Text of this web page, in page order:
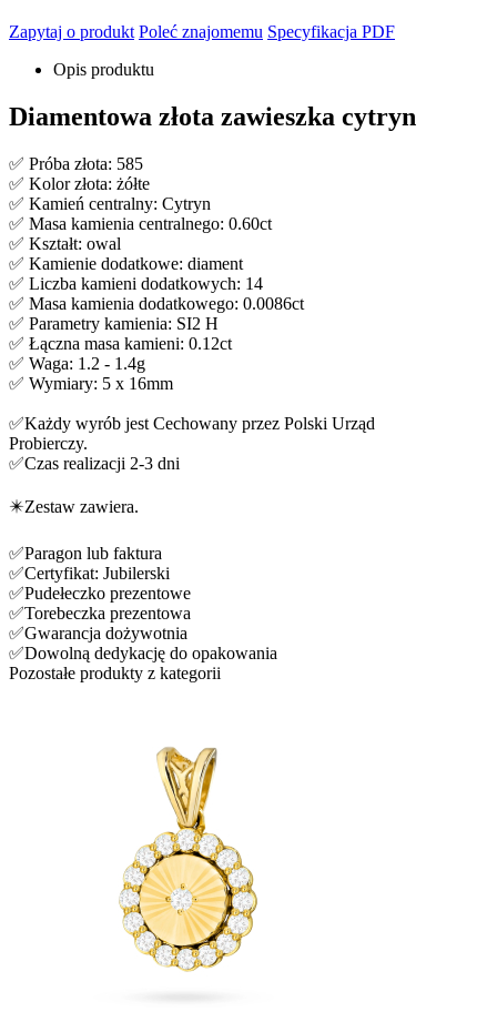
Zapytaj o produkt Poleć znajomemu Specyfikacja PDF
Opis produktu
Diamentowa złota zawieszka cytryn
✅ Próba złota: 585
✅ Kolor złota: żółte
✅ Kamień centralny: Cytryn
✅ Masa kamienia centralnego: 0.60ct
✅ Kształt: owal
✅ Kamienie dodatkowe: diament
✅ Liczba kamieni dodatkowych: 14
✅ Masa kamienia dodatkowego: 0.0086ct
✅ Parametry kamienia: SI2 H
✅ Łączna masa kamieni: 0.12ct
✅ Waga: 1.2 - 1.4g
✅ Wymiary: 5 x 16mm
✅Każdy wyrób jest Cechowany przez Polski Urząd
Probierczy.
✅Czas realizacji 2-3 dni
✴️Zestaw zawiera.
✅Paragon lub faktura
✅Certyfikat: Jubilerski
✅Pudełeczko prezentowe
✅Torebeczka prezentowa
✅Gwarancja dożywotnia
✅Dowolną dedykację do opakowania
Pozostałe produkty z kategorii